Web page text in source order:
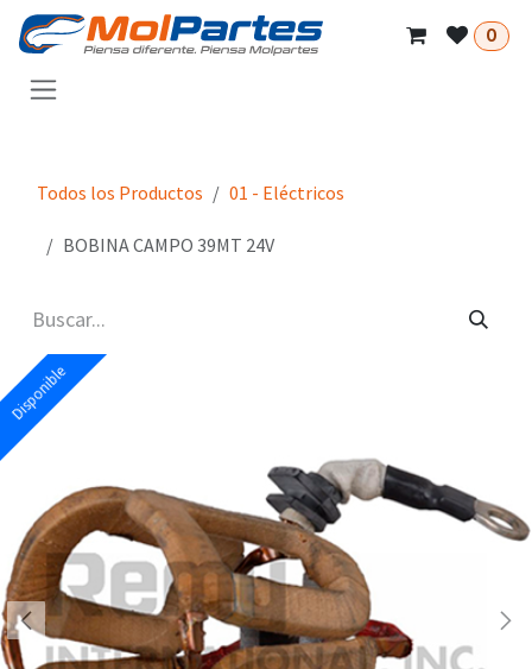
Ir al contenido
0
Todos los Productos 01 - Eléctricos
BOBINA CAMPO 39MT 24V
Disponible
Disponible